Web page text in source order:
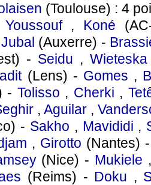
(Toulouse) : 4
Youssouf, Koné
Jubal (Auxerre) -
- Seidu ,Wieteska
(Lens) - Gomes ,
- Tolisso , Cherki ,
, Aguilar,
- Sakho , Mavididi ,
, Girotto (Nantes)
(Nice) - Mukiele
(Reims) - Doku ,